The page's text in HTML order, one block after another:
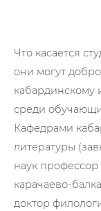
Что касается
они могут
кабардинскому
среди
Кафедрами
литературы
наук
карачаево-
доктор